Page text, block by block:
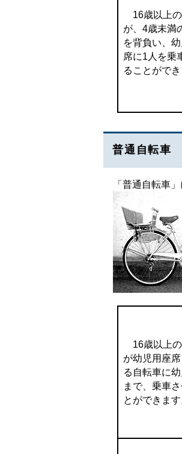
16歳以上
が、4歳未満
を背負い、
席に1人を乗
ることができ
普通自転車
「普通自転車
16歳以上
が幼児用座席
る自転車に幼
まで、乗車さ
とができます